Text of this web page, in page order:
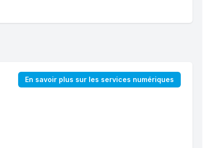
En savoir plus sur les services numériques